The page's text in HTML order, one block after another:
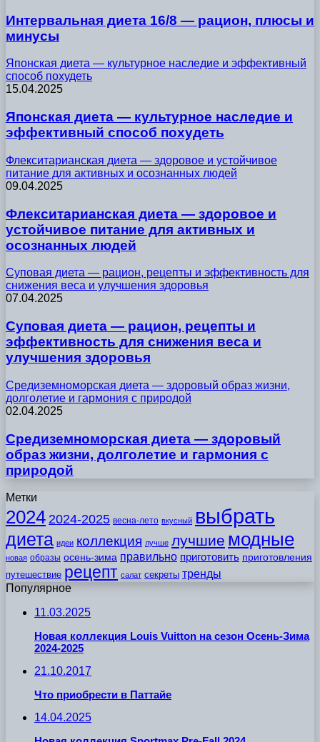
Интервальная диета 16/8 — рацион, плюсы и
минусы
Японская диета — культурное наследие и эффективный
способ похудеть
15.04.2025
Японская диета — культурное наследие и
эффективный способ похудеть
Флекситарианская диета — здоровое и устойчивое
питание для активных и осознанных людей
09.04.2025
Флекситарианская диета — здоровое и
устойчивое питание для активных и
осознанных людей
Суповая диета — рацион, рецепты и эффективность для
снижения веса и улучшения здоровья
07.04.2025
Суповая диета — рацион, рецепты и
эффективность для снижения веса и
улучшения здоровья
Средиземноморская диета — здоровый образ жизни,
долголетие и гармония с природой
02.04.2025
Средиземноморская диета — здоровый
образ жизни, долголетие и гармония с
природой
Метки
2024 2024-2025 весна-лето вкусный выбрать
диета идеи коллекция лучше лучшие модные
новая образы осень-зима правильно приготовить приготовления
путешествие рецепт салат секреты тренды
Популярное
11.03.2025
Новая коллекция Louis Vuitton на сезон Осень-Зима
2024-2025
21.10.2017
Что приобрести в Паттайе
14.04.2025